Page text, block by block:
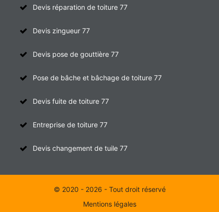
Devis réparation de toiture 77
Devis zingueur 77
Devis pose de gouttière 77
Pose de bâche et bâchage de toiture 77
Devis fuite de toiture 77
Entreprise de toiture 77
Devis changement de tuile 77
© 2020 - 2026 - Tout droit réservé
Mentions légales